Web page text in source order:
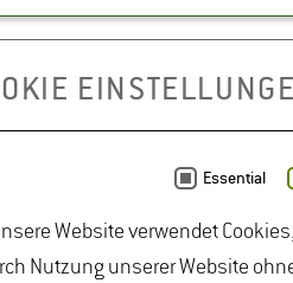
Essential
Website verwendet
Nutzung unserer Website